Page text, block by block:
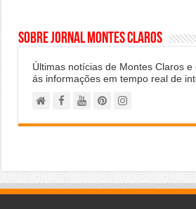
Sobre Jornal Montes Claros
Últimas notícias de Montes Claros
ás informações em tempo real de